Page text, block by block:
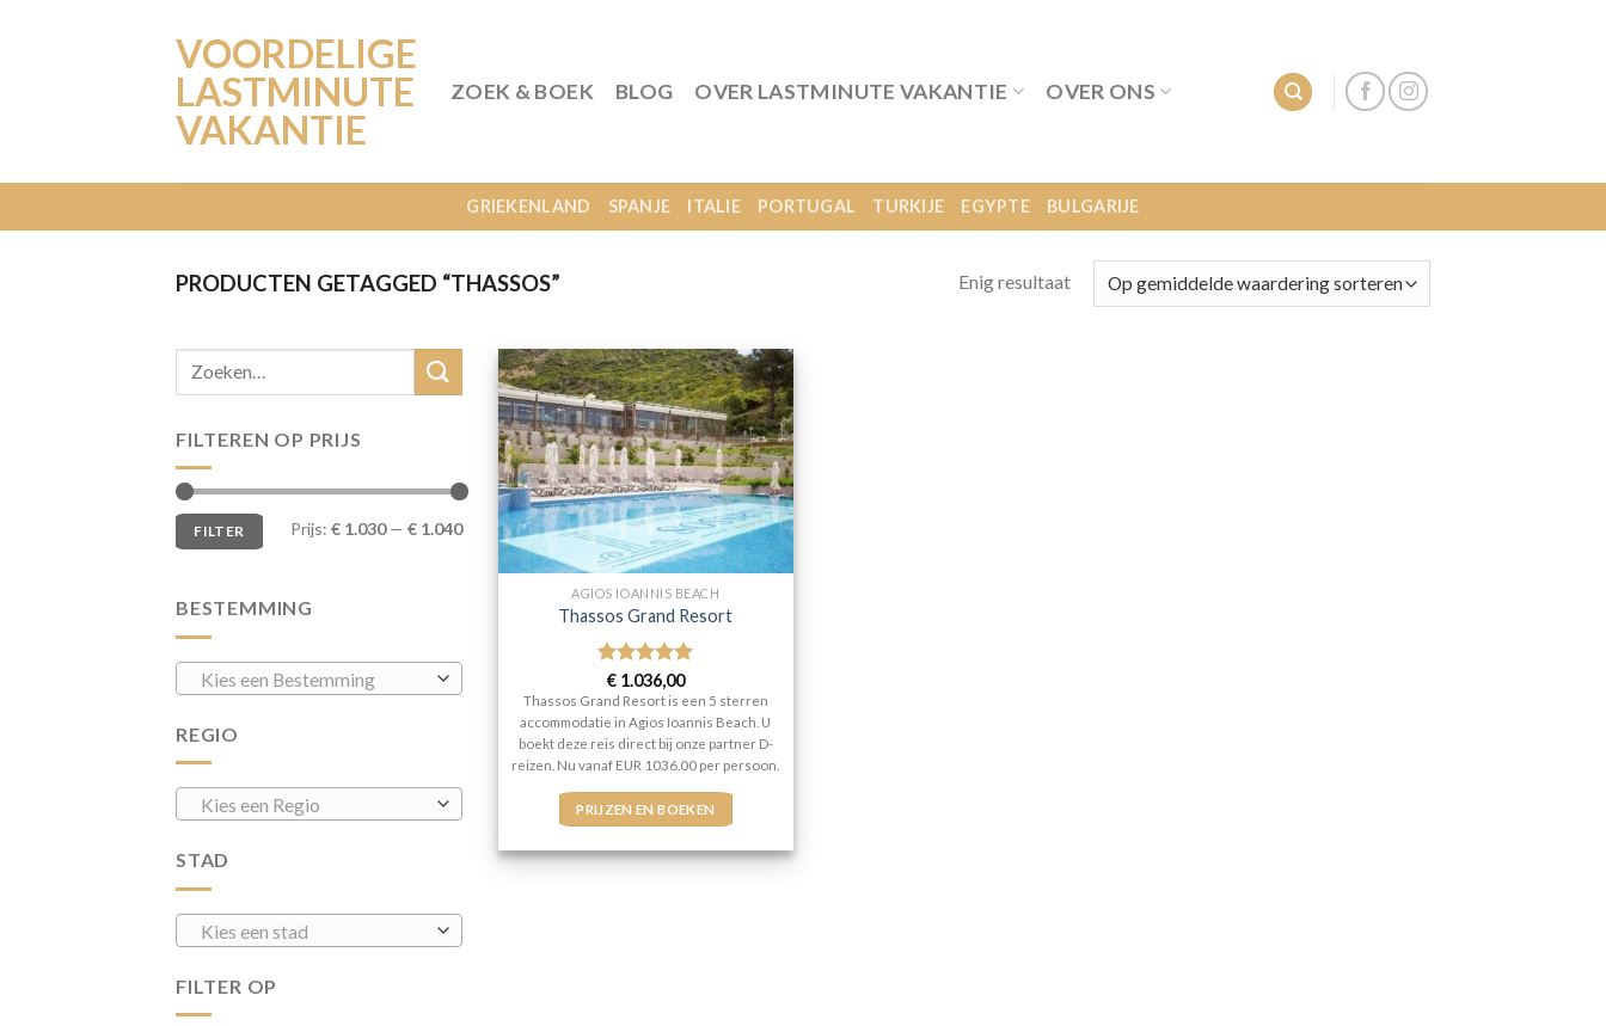
VOORDELIGE
LASTMINUTE
VAKANTIE
ZOEK & BOEK BLOG OVER LASTMINUTE VAKANTIE OVER ONS
GRIEKENLAND SPANJE ITALIE PORTUGAL TURKIJE EGYPTE BULGARIJE
PRODUCTEN GETAGGED “THASSOS” Enig resultaat
FILTEREN OP PRIJS
Min.
prijs
Max.
prijsFILTER Prijs: € 1.030— € 1.040
BESTEMMING
Kies een Bestemming
REGIO
Kies een Regio
STAD
Kies een stad
FILTER OP
AGIOS IOANNIS BEACH
Thassos Grand Resort
Gewaardeerd
5uit 5
€1.036,00
Thassos Grand Resort is een 5 sterren
accommodatie in Agios Ioannis Beach. U
boekt deze reis direct bij onze partner D-
reizen. Nu vanaf EUR 1036.00 per persoon.
PRIJZEN EN BOEKEN